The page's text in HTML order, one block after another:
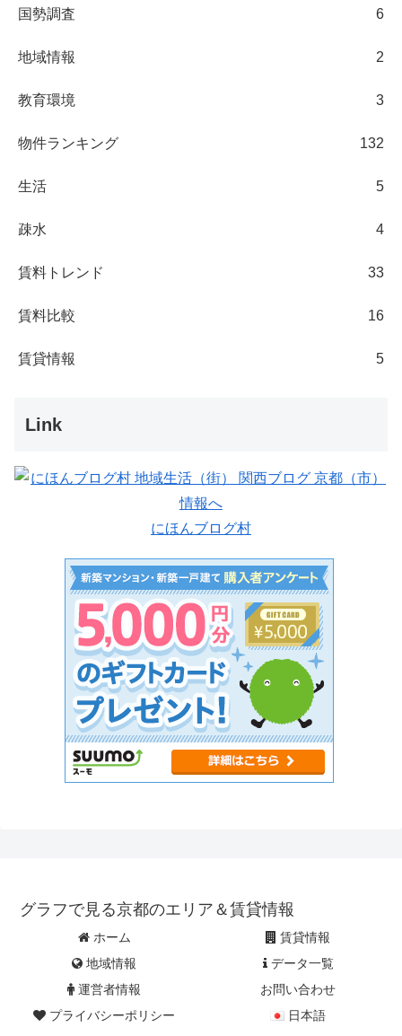
国勢調査 6
地域情報 2
教育環境 3
物件ランキング 132
生活 5
疎水 4
賃料トレンド 33
賃料比較 16
賃貸情報 5
Link
にほんブログ村
グラフで見る京都のエリア＆賃貸情報
ホーム
賃貸情報
地域情報
データ一覧
運営者情報
お問い合わせ
プライバシーポリシー
日本語